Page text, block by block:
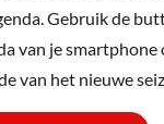
Gebruik de
van je smartphone
van het nieuwe